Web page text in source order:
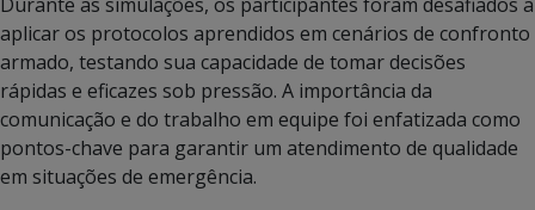
aplicar os protocolos aprendidos em cenários de confronto
armado, testando sua capacidade de tomar decisões
rápidas e eficazes sob pressão. A importância da
comunicação e do trabalho em equipe foi enfatizada como
pontos-chave para garantir um atendimento de qualidade
em situações de emergência.